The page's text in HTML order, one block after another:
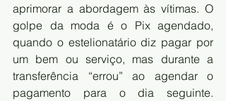
aprimorar a abordagem às vítimas. O
golpe da moda é o Pix agendado,
quando o estelionatário diz pagar por
um bem ou serviço, mas durante a
transferência “errou” ao agendar o
pagamento para o dia seguinte.